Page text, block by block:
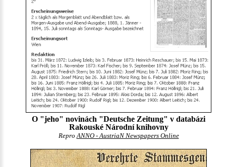
O "jeho" novinách "Deutsche Zeitung" v databázi
Rakouské Národní knihovny
ReproANNO - AustriaN Newspapers Online